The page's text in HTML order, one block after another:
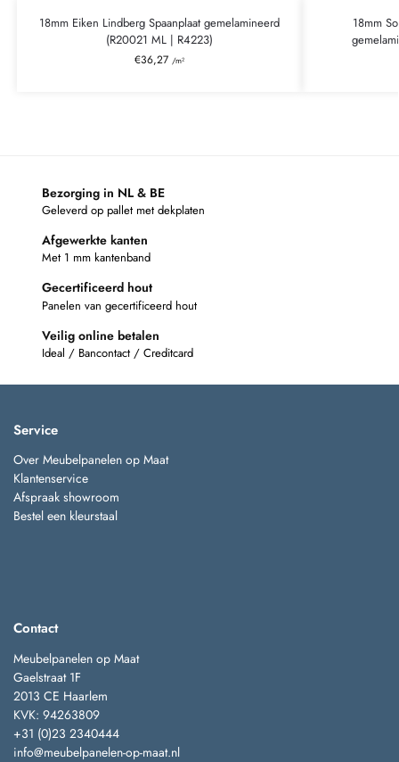
18mm Eiken Lindberg Spaanplaat gemelamineerd
(R20021 ML | R4223)
€36,27 /m²
18mm
Bezorging in NL & BE
Geleverd op pallet met dekplaten
Afgewerkte kanten
Met 1 mm kantenband
Gecertificeerd hout
Panelen van gecertificeerd hout
Veilig online betalen
Ideal / Bancontact / Creditcard
Service
Over Meubelpanelen op Maat
Klantenservice
Afspraak showroom
Bestel een kleurstaal
Contact
Meubelpanelen op Maat
Gaelstraat 1F
2013 CE Haarlem
KVK: 94263809
+31 (0)23 2340444
info@meubelpanelen-op-maat.nl